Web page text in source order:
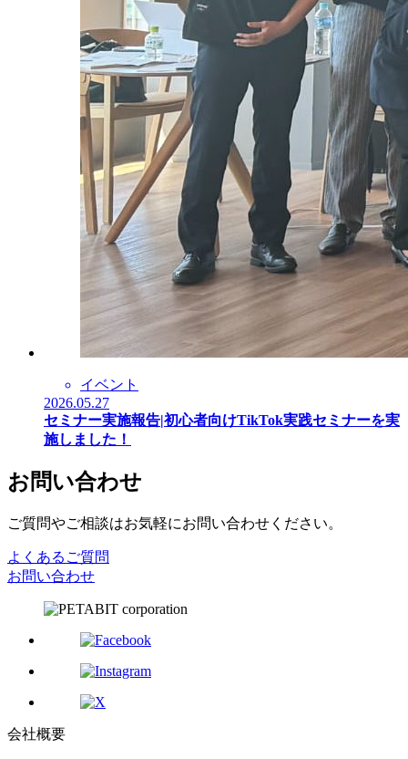
イベント
2026.05.27
セミナー実施報告|初心者向けTikTok実践セミナーを実
施しました！
お問い合わせ
ご質問やご相談はお気軽にお問い合わせください。
よくあるご質問
お問い合わせ
会社概要